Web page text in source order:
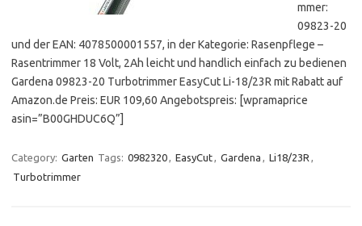
mmer:
09823-20
und der EAN: 4078500001557, in der Kategorie: Rasenpflege –
Rasentrimmer 18 Volt, 2Ah leicht und handlich einfach zu bedienen
Gardena 09823-20 Turbotrimmer EasyCut Li-18/23R mit Rabatt auf
Amazon.de Preis: EUR 109,60 Angebotspreis: [wpramaprice
asin=”B00GHDUC6Q”]
Category: Garten Tags: 0982320, EasyCut, Gardena , Li18/23R ,
Turbotrimmer